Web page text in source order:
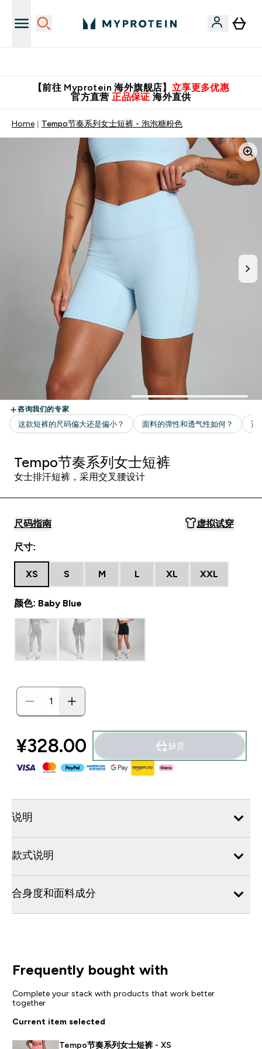
【前往 Myprotein 海外旗舰店】 立享更多优惠
官方直营 正品保证 海外直供
Home Tempo节奏系列女士短裤 - 泡泡糖粉色
Tempo节奏系列女士短裤
女士排汗短裤，采用交叉腰设计
尺码指南 虚拟试穿
尺寸:
XS S M L XL XXL
颜色: Baby Blue
¥328.00‎ 缺货
说明
款式说明
合身度和面料成分
Frequently bought with
Complete your stack with products that work better
together
Current item selected
Tempo节奏系列女士短裤 - XS